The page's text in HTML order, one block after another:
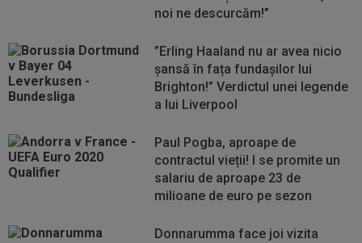
noi ne descurcăm!”
”Erling Haaland nu ar avea nicio
șansă în fața fundașilor lui
Brighton!” Verdictul unei legende
a lui Liverpool
Paul Pogba, aproape de
contractul vieții! I se promite un
salariu de aproape 23 de
milioane de euro pe sezon
Donnarumma face joi vizita